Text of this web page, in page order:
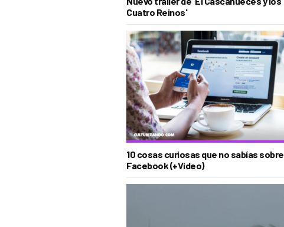
Cuatro Reinos'
10 cosas curiosas que no sabías sobre
Facebook (+Video)